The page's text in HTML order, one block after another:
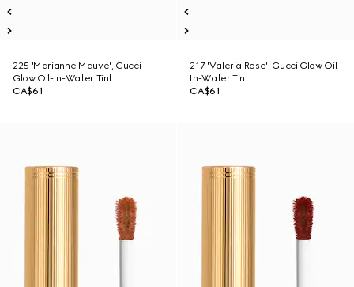
225 'Marianne Mauve', Gucci
Glow Oil-In-Water Tint
CA$61
217 'Valeria Rose', Gucci Glow Oil-
In-Water Tint
CA$61